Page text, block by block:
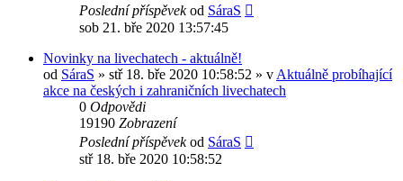
Poslední příspěvekod SáraS
sob 21. bře 2020 13:57:45
Novinky na livechatech - aktuálně!
od SáraS » stř 18. bře 2020 10:58:52 » v Aktuálně probíhající
akce na českých i zahraničních livechatech
0 Odpovědi
19190 Zobrazení
Poslední příspěvekod SáraS
stř 18. bře 2020 10:58:52